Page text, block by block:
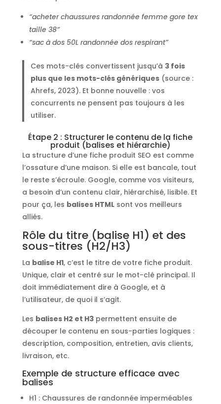
“acheter chaussures randonnée femme gore tex
taille 38”
“sac à dos 50L randonnée dos respirant”
Ces mots-clés convertissent jusqu’à 3 fois
plus que les mots-clés génériques (source :
Ahrefs, 2023). Et bonne nouvelle : vos
concurrents ne pensent pas toujours à les
utiliser.
Étape 2 : Structurer le contenu de la fiche
produit (balises et hiérarchie)
La structure d’une fiche produit SEO est comme
l’ossature d’une maison. Si elle est bancale, tout
le reste s’écroule. Google, comme vos visiteurs,
a besoin d’un contenu clair, hiérarchisé, lisible. Et
pour ça, les balises HTMLsont vos meilleurs
alliés.
Rôle du titre (balise H1) et des
sous-titres (H2/H3)
La balise H1, c’est le titre de votre fiche produit.
Unique, clair et centré sur le mot-clé principal. Il
doit immédiatement dire à Google, et à
l’utilisateur, de quoi il s’agit.
Les balises H2 et H3permettent ensuite de
découper le contenu en sous-parties logiques :
description, composition, entretien, avis clients,
livraison, etc.
Exemple de structure efficace avec
balises
H1 : Chaussures de randonnée imperméables